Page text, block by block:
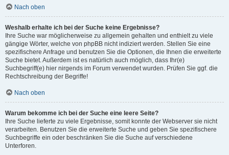
Nach oben
Weshalb erhalte ich bei der Suche keine Ergebnisse?
Ihre Suche war möglicherweise zu allgemein gehalten und enthielt zu viele
gängige Wörter, welche von phpBB nicht indiziert werden. Stellen Sie eine
spezifischere Anfrage und benutzen Sie die Optionen, die Ihnen die erweiterte
Suche bietet. Außerdem ist es natürlich auch möglich, dass Ihr(e)
Suchbegriff(e) hier nirgends im Forum verwendet wurden. Prüfen Sie ggf. die
Rechtschreibung der Begriffe!
Nach oben
Warum bekomme ich bei der Suche eine leere Seite?
Ihre Suche lieferte zu viele Ergebnisse, somit konnte der Webserver sie nicht
verarbeiten. Benutzen Sie die erweiterte Suche und geben Sie spezifischere
Suchbegriffe ein oder beschränken Sie die Suche auf verschiedene
Unterforen.